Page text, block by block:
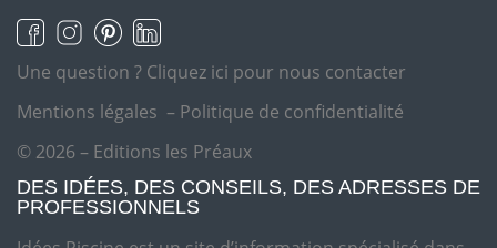
Une question ? Cliquez ici pour nous contacter
Mentions légales – Politique de confidentialité
© 2026 – Editions les Préaux
DES IDÉES, DES CONSEILS, DES ADRESSES DE
PROFESSIONNELS